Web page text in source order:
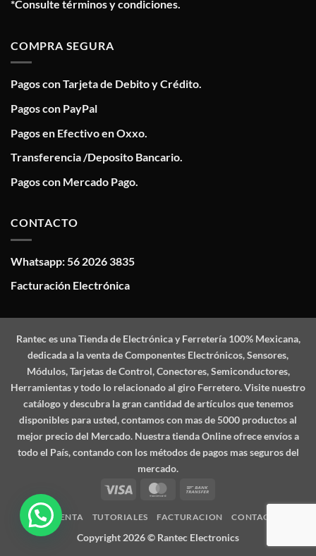
*Consulte términos y condiciones.
COMPRA SEGURA
Pagos con Tarjeta de Debito y Crédito.
Pagos con PayPal
Pagos en Efectivo en Oxxo.
Transferencia /Deposito Bancario.
Pagos con Mercado Pago.
CONTACTO
Whatsapp: 56 2026 3835
Facturación Electrónica
Ranteces una Tienda de Electrónica y Ferretería 100% Mexicana,
dedicada a la venta de Componentes Electrónicos, Sensores,
Módulos, Tarjetas de Control, Conectores, Semiconductores,
Herramientas y todo lo relacionado al giro Ferretero. Visite nuestro
catálogo y descubra la gran cantidad de artículos que tenemos
disponibles para usted, contamos con mas de 5000 productos al
mejor precio del Mercado. Nuestra tienda Online ofrece envíos a
todo el País, contando con los métodos de pagos mas seguros del
mercado.
Visa
MasterCard
MI CUENTA TUTORIALES FACTURACION CONTACTO
Copyright 2026 © Rantec Electronics